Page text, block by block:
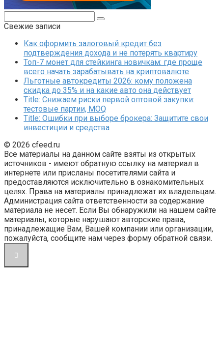
Свежие записи
Как оформить залоговый кредит без
подтверждения дохода и не потерять квартиру
Топ-7 монет для стейкинга новичкам: где проще
всего начать зарабатывать на криптовалюте
Льготные автокредиты 2026: кому положена
скидка до 35% и на какие авто она действует
Title: Снижаем риски первой оптовой закупки:
тестовые партии, MOQ
Title: Ошибки при выборе брокера: Защитите свои
инвестиции и средства
© 2026 cfeed.ru
Все материалы на данном сайте взяты из открытых
источников - имеют обратную ссылку на материал в
интернете или присланы посетителями сайта и
предоставляются исключительно в ознакомительных
целях. Права на материалы принадлежат их владельцам.
Администрация сайта ответственности за содержание
материала не несет. Если Вы обнаружили на нашем сайте
материалы, которые нарушают авторские права,
принадлежащие Вам, Вашей компании или организации,
пожалуйста, сообщите нам через форму обратной связи.